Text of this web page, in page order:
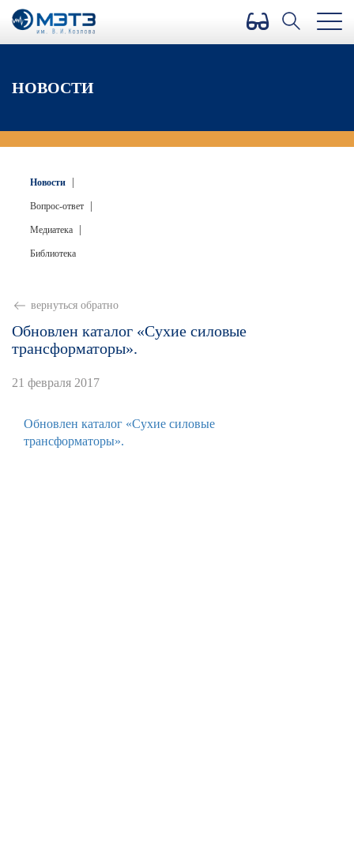
Версия для слабовидящих
НОВОСТИ
Новости
Вопрос-ответ
Медиатека
Библиотека
вернуться обратно
Обновлен каталог «Сухие силовые
трансформаторы».
21 февраля 2017
Обновлен каталог «Сухие силовые
трансформаторы».